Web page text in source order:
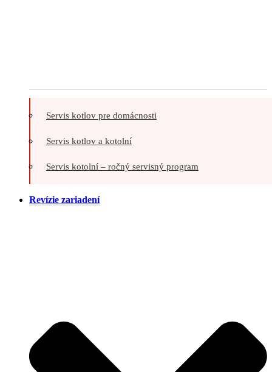
Servis kotlov pre domácnosti
Servis kotlov a kotolní
Servis kotolní – ročný servisný program
Revízie zariadení